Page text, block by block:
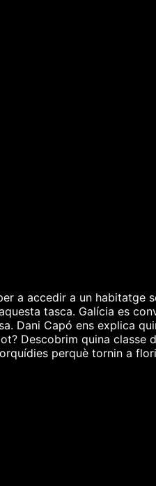
a accedir a un habitatge
tasca. Galícia es
Dani Capó ens explica
Descobrim quina classe
perquè tornin a